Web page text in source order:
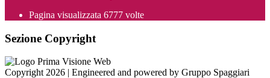
Pagina visualizzata 6777 volte
Sezione Copyright
Copyright 2026 | Engineered and powered by Gruppo Spaggiari